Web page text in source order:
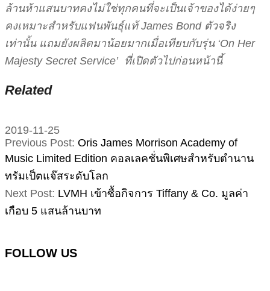
ล้านห้าแสนบาทคงไม่ใช่ทุกคนที่จะเป็นเจ้าของได้ง่ายๆ
คงเหมาะสำหรับแฟนพันธุ์แท้ James Bond ตัวจริง
เท่านั้น แถมยังผลิตมาน้อยมากเมื่อเทียบกับรุ่น ‘On Her
Majesty Secret Service’ ที่เปิดตัวไปก่อนหน้านี้
Related
2019-11-25
Previous Post: Oris James Morrison Academy of
Music Limited Edition คอลเลคชั่นพิเศษสำหรับตำนาน
ทรัมเป็ตแจ๊สระดับโลก
Next Post: LVMH เข้าซื้อกิจการ Tiffany & Co. มูลค่า
เกือบ 5 แสนล้านบาท
FOLLOW US